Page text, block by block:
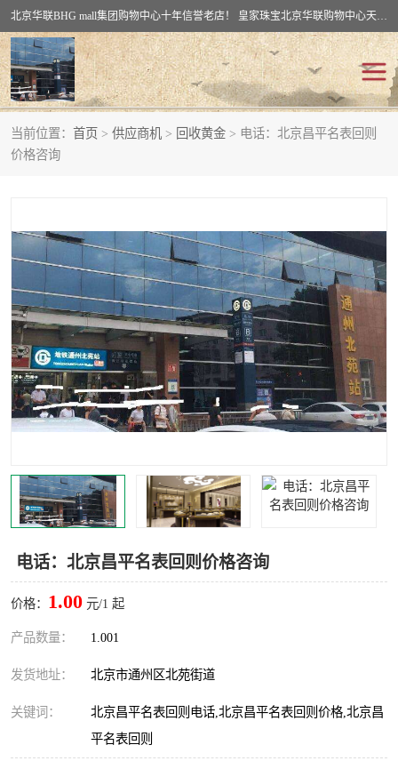
北京华联BHG mall集团购物中心十年信誉老店！ 皇家珠宝北京华联购物中心天时名苑店竭诚欢迎您。 北京市通州区（八通线）通州北苑地铁华联购物中心一层皇家珠宝 北京皇家珠宝通州黄金回收黄金首饰加工店（八通线: 通州北苑地铁华联店）：通州区通州北苑地铁华联购物中心一层皇家珠宝。
当前位置： 首页 > 供应商机 > 回收黄金 > 电话：北京昌平名表回则
价格咨询
电话：北京昌平名表回则价格咨询
价格： 1.00 元/1 起
产品数量： 1.001
发货地址： 北京市通州区北苑街道
关键词：
北京昌平名表回则电话,北京昌平名表回则价格,北京昌
平名表回则
回收黄金
回收翡翠玉石